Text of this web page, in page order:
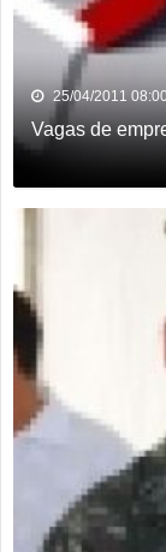
25/04/2011
Vagas de